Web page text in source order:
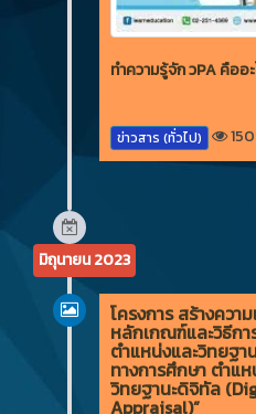
ทำความรู้จัก วPA คืออ
ข่าวสาร (ทั่วไป)
มิถุนายน 2023
โครงการ สร้างควา
หลักเกณฑ์และวิธีกา
ตำแหน่งและวิทยฐา
ทางการศึกษา ตำแห
วิทยฐานะดิจิทัล
Appraisal)”